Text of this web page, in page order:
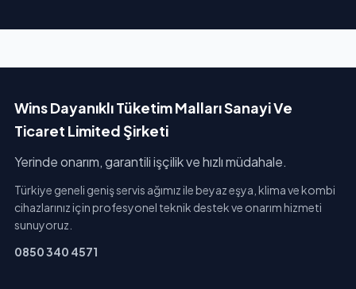
Wins Dayanıklı Tüketim Malları Sanayi Ve
Ticaret Limited Şirketi
Yerinde onarım, garantili işçilik ve hızlı müdahale.
Türkiye geneli geniş servis ağımız ile beyaz eşya, klima ve kombi
cihazlarınız için profesyonel teknik destek ve onarım hizmeti
sunuyoruz.
0850 340 4571